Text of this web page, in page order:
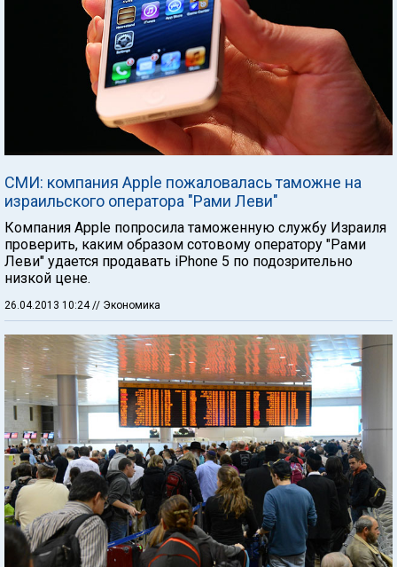
СМИ: компания Apple пожаловалась таможне на
израильского оператора "Рами Леви"
Компания Apple попросила таможенную службу Израиля
проверить, каким образом сотовому оператору "Рами
Леви" удается продавать iPhone 5 по подозрительно
низкой цене.
26.04.2013 10:24 // Экономика